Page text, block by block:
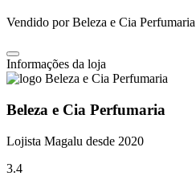
Vendido porBeleza e Cia Perfumaria
Informações da loja
Beleza e Cia Perfumaria
Lojista Magalu desde 2020
3.4